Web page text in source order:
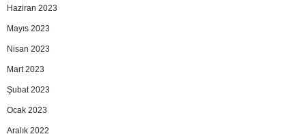
Haziran 2023
Mayıs 2023
Nisan 2023
Mart 2023
Şubat 2023
Ocak 2023
Aralık 2022